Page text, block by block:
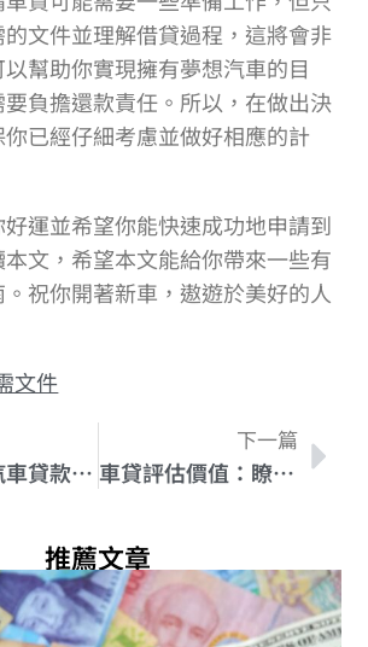
文件並理解借貸過程，這將會非
幫助你實現擁有夢想汽車的目
負擔還款責任。所以，在做出決
已經仔細考慮並做好相應的計
運並希望你能快速成功地申請到
文，希望本文能給你帶來一些有
祝你開著新車，遨遊於美好的人
文件
低頭期款汽車貸款常見問題解答
下一篇
車貸評估價值：瞭解評估程序和標準
推薦文章